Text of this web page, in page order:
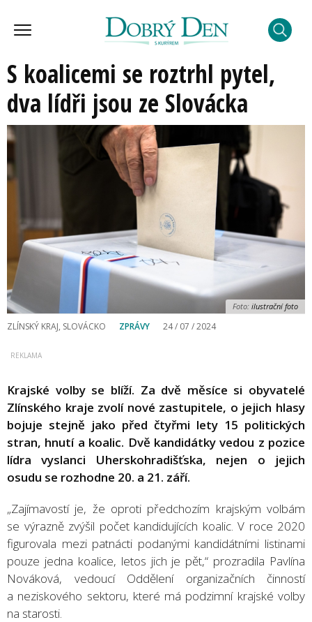
S koalicemi se roztrhl pytel,
dva lídři jsou ze Slovácka
Foto: ilustrační foto
ZLÍNSKÝ KRAJ, SLOVÁCKO ZPRÁVY 24 / 07 / 2024
Krajské volby se blíží. Za dvě měsíce si obyvatelé
Zlínského kraje zvolí nové zastupitele, o jejich hlasy
bojuje stejně jako před čtyřmi lety 15 politických
stran, hnutí a koalic. Dvě kandidátky vedou z pozice
lídra vyslanci Uherskohradišťska, nejen o jejich
osudu se rozhodne 20. a 21. září.
„Zajímavostí je, že oproti předchozím krajským volbám
se výrazně zvýšil počet kandidujících koalic. V roce 2020
figurovala mezi patnácti podanými kandidátními listinami
pouze jedna koalice, letos jich je pět,“ prozradila Pavlína
Nováková, vedoucí Oddělení organizačních činností
a neziskového sektoru, které má podzimní krajské volby
na starosti.